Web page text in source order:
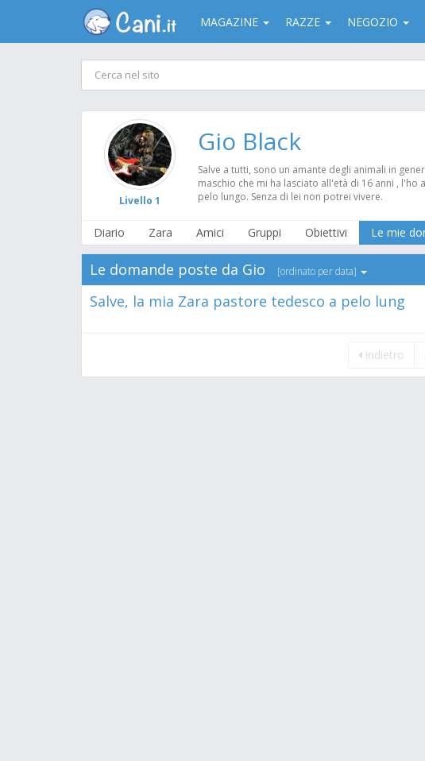
MAGAZINE RAZZE NEGOZIO
Livello 1
Gio Black
Salve a tutti, sono un amante degli animali in
maschio che mi ha lasciato all'età di 16 anni ,
pelo lungo. Senza di lei non potrei vivere.
Diario Zara Amici Gruppi Obiettivi Le mie
Le domande poste da Gio [ordinato per data]
Salve, la mia Zara pastore tedesco a pelo
indietro